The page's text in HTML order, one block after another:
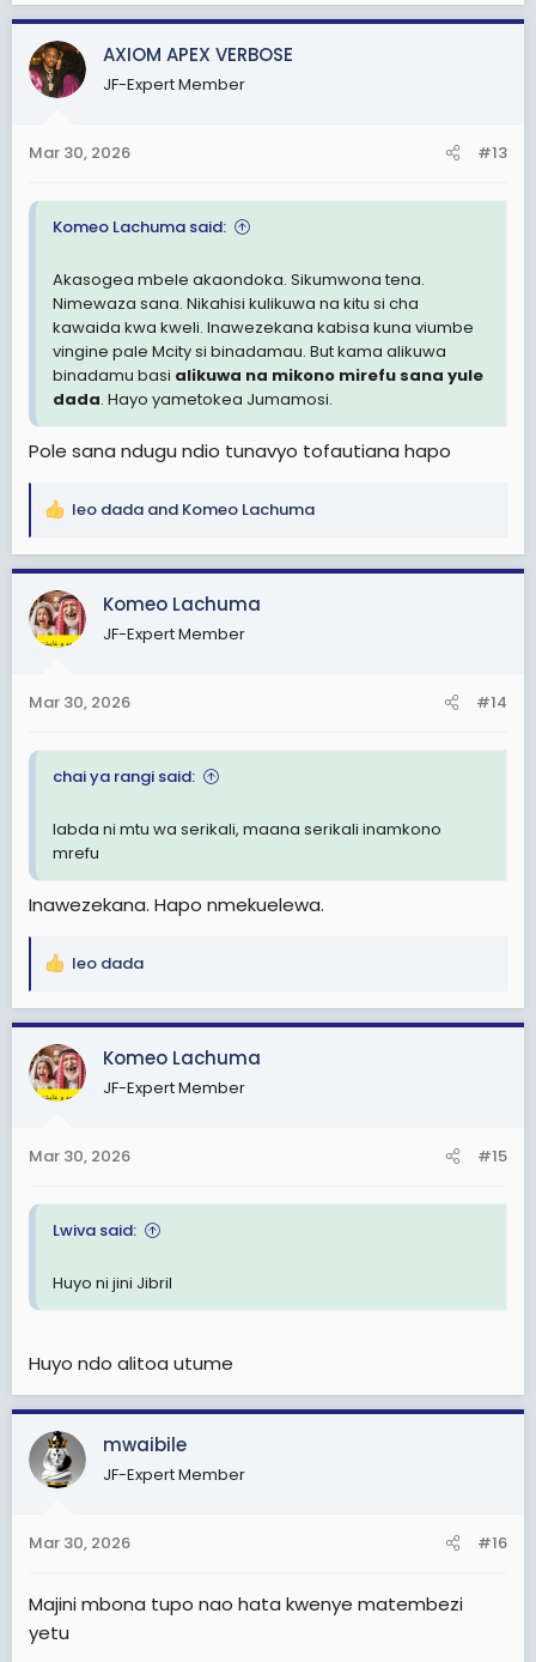
a
c
t
i
s
AXIOM APEX VERBOSE
JF-Expert Member
Mar 30, 2026 #13
Komeo Lachuma said:
Akasogea mbele akaondoka. Sikumwona tena.
Nimewaza sana. Nikahisi kulikuwa na kitu si cha
kawaida kwa kweli. Inawezekana kabisa kuna viumbe
vingine pale Mcity si binadamau. But kama alikuwa
binadamu basi alikuwa na mikono mirefu sana yule
dada. Hayo yametokea Jumamosi.
Pole sana ndugu ndio tunavyo tofautiana hapo
R
a
c
t
i
s
leo dada and Komeo Lachuma
Komeo Lachuma
JF-Expert Member
Mar 30, 2026 #14
chai ya rangi said:
labda ni mtu wa serikali, maana serikali inamkono
mrefu
Inawezekana. Hapo nmekuelewa.
R
a
c
t
i
s
leo dada
Komeo Lachuma
JF-Expert Member
Mar 30, 2026 #15
Lwiva said:
Huyo ni jini Jibril
Huyo ndo alitoa utume
mwaibile
JF-Expert Member
Mar 30, 2026 #16
Majini mbona tupo nao hata kwenye matembezi
yetu